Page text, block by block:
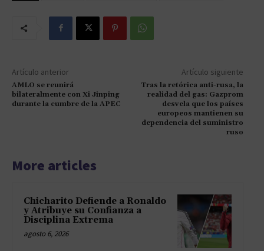
Artículo anterior
AMLO se reunirá
bilateralmente con Xi Jinping
durante la cumbre de la APEC
Artículo siguiente
Tras la retórica anti-rusa, la
realidad del gas: Gazprom
desvela que los países
europeos mantienen su
dependencia del suministro
ruso
More articles
Chicharito Defiende a Ronaldo
y Atribuye su Confianza a
Disciplina Extrema
agosto 6, 2026